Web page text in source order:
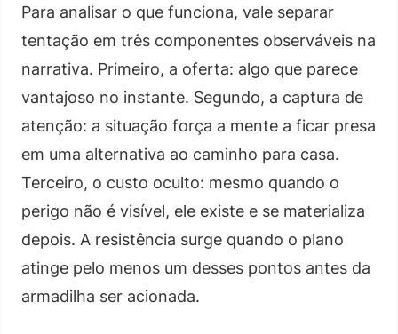
Para analisar o que funciona, vale separar
tentação em três componentes observáveis na
narrativa. Primeiro, a oferta: algo que parece
vantajoso no instante. Segundo, a captura de
atenção: a situação força a mente a ficar presa
em uma alternativa ao caminho para casa.
Terceiro, o custo oculto: mesmo quando o
perigo não é visível, ele existe e se materializa
depois. A resistência surge quando o plano
atinge pelo menos um desses pontos antes da
armadilha ser acionada.